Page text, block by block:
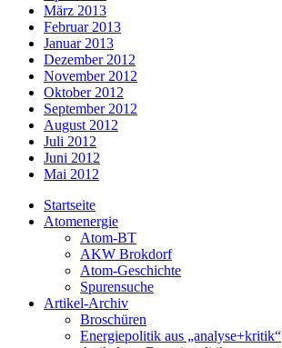
März 2013
Februar 2013
Januar 2013
Dezember 2012
November 2012
Oktober 2012
September 2012
August 2012
Juli 2012
Juni 2012
Mai 2012
Startseite
Atomenergie
Atom-BT
AKW Brokdorf
Atom-Geschichte
Spurensuche
Artikel-Archiv
Broschüren
Energiepolitik aus „analyse+kritik“